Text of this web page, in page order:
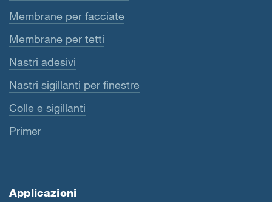
Membrane per facciate
Membrane per tetti
Nastri adesivi
Nastri sigillanti per finestre
Colle e sigillanti
Primer
Applicazioni